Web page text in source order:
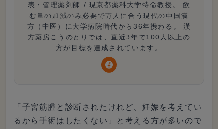
表・管理薬剤師 / 現京都薬科大学特命教授。 飲
む量の加減のみ必要で万人に合う現代の中国漢
方（中医）に大学病院時代から36年携わる。 漢
方薬房こうのとりでは、直近3年で100人以上の
方が目標を達成されています。
「子宮筋腫と診断されたけれど、妊娠を考えてい
るから手術はしたくない」と考える方が多いので